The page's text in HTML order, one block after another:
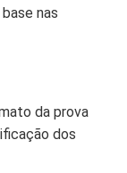
nas
da prova
dos